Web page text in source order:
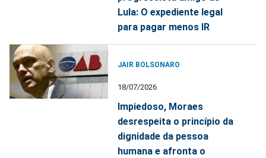
Lula: O expediente legal
para pagar menos IR
JAIR BOLSONARO
18/07/2026
Impiedoso, Moraes
desrespeita o princípio da
dignidade da pessoa
humana e afronta o